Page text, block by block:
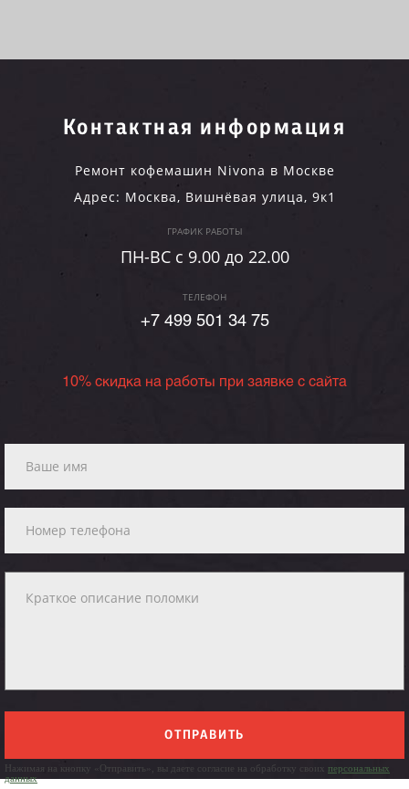
Контактная информация
Ремонт кофемашин Nivona в Москве
Адрес: Москва, Вишнёвая улица, 9к1
ГРАФИК РАБОТЫ
ПН-ВC c 9.00 до 22.00
ТЕЛЕФОН
+7 499 501 34 75
10% скидка на работы при заявке с сайта
ОТПРАВИТЬ
Нажимая на кнопку «Отправить», вы даете согласие на обработку своих персональных
данных